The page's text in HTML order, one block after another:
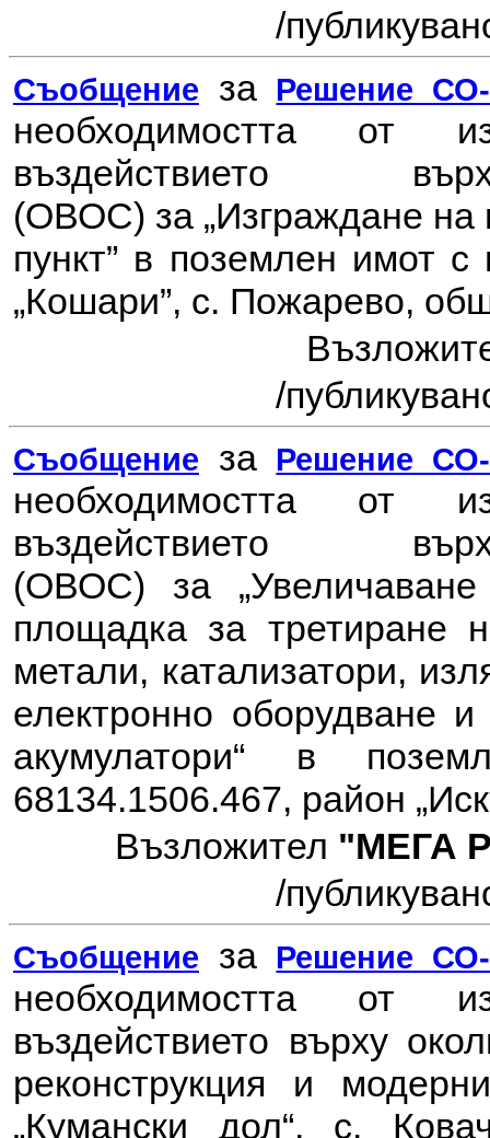
/
Съобщение за Решение СО-
необходимостта от
въздействието
(ОВОС) за „Изграждане
пункт” в поземлен имот
„Кошари”, с. Пожарево,
/
Съобщение за Решение СО-
необходимостта от
въздействието
(ОВОС) за
площадка за третиране
метали, катализатори,
електронно оборудване
акумулатори“ в
68134.1506.467, район
Възложител "МЕГА
/
Съобщение за Решение СО-
необходимостта от
въздействието върху
реконструкция и
„Кумански дол“, с.